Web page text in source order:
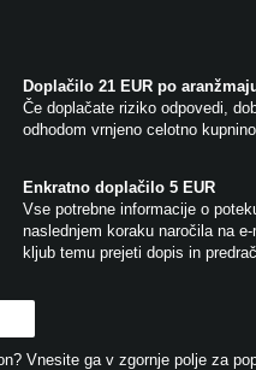
Doplačilo 21 EUR po
Če doplačate riziko odpovedi,
odhodom vrnjeno celotno
Enkratno doplačilo 5 EUR
Vse potrebne informacije o
naslednjem koraku naročila na
kljub temu prejeti dopis in
Vnesite ga v zgornje polje za